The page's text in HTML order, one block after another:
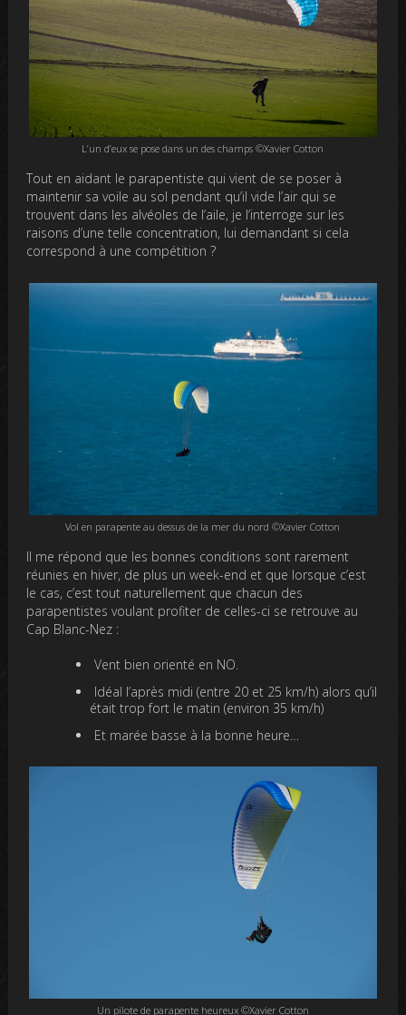
L’un d’eux se pose dans un des champs ©Xavier Cotton
Tout en aidant le parapentiste qui vient de se poser à
maintenir sa voile au sol pendant qu’il vide l’air qui se
trouvent dans les alvéoles de l’aile, je l’interroge sur les
raisons d’une telle concentration, lui demandant si cela
correspond à une compétition ?
Vol en parapente au dessus de la mer du nord ©Xavier Cotton
Il me répond que les bonnes conditions sont rarement
réunies en hiver, de plus un week-end et que lorsque c’est
le cas, c’est tout naturellement que chacun des
parapentistes voulant profiter de celles-ci se retrouve au
Cap Blanc-Nez :
Vent bien orienté en NO.
Idéal l’après midi (entre 20 et 25 km/h) alors qu’il
était trop fort le matin (environ 35 km/h)
Et marée basse à la bonne heure…
Un pilote de parapente heureux ©Xavier Cotton